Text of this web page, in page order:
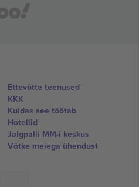
Ettevõtte teenused
KKK
Kuidas see töötab
Hotellid
Jalgpalli MM-i keskus
Võtke meiega ühendust